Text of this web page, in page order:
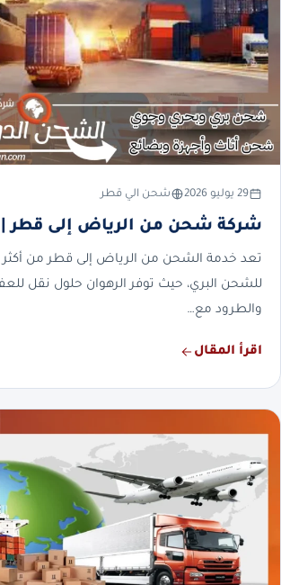
29 يوليو 2026 شحن الي قطر
شركة شحن من الرياض إلى قطر | 0568829975
تعد خدمة الشحن من الرياض إلى قطر من أكثر
للشحن البري، حيث توفر الرهوان حلول نقل
والطرود مع…
اقرأ المقال